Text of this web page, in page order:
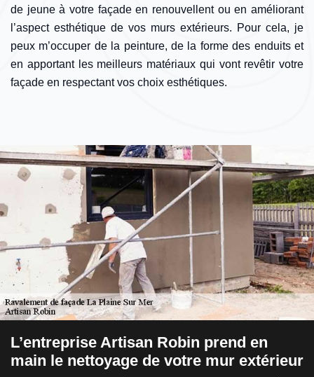
de jeune à votre façade en renouvellent ou en améliorant
l’aspect esthétique de vos murs extérieurs. Pour cela, je
peux m’occuper de la peinture, de la forme des enduits et
en apportant les meilleurs matériaux qui vont revêtir votre
façade en respectant vos choix esthétiques.
L’entreprise Artisan Robin prend en
main le nettoyage de votre mur extérieur